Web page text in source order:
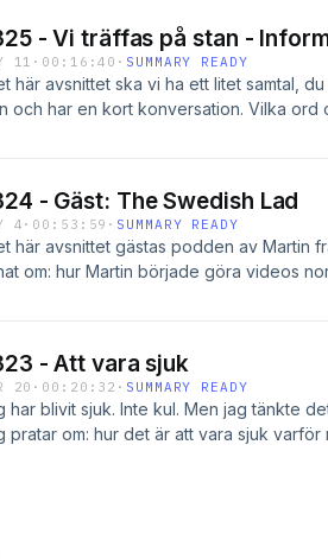
- Vi träffas på stan -
11 · 00:16:40 · SUMMARY READY
här avsnittet ska vi ha ett litet samtal,
och har en kort konversation. Vilka ord
— A bit randomly Lyssna
— Try to repeat after me I det här
att uttala alla bokstäver — We don't
helt okej — It was fine, I guess Man har
- Gäst: The Swedish Lad
4 · 00:53:59 · SUMMARY READY
här avsnittet gästas podden av Martin
om: hur Martin började göra videos
Language Hoppas du gillar
till alla avsnitt - klicka här.
- klicka här. Hitta podden på min
- Att vara sjuk
20 · 00:20:32 · SUMMARY READY
har blivit sjuk. Inte kul. Men jag tänkte
pratar om: hur det är att vara sjuk varför